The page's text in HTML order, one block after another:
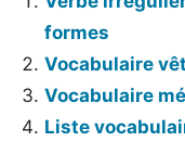
formes
Vocabulaire
Vocabulaire
Liste